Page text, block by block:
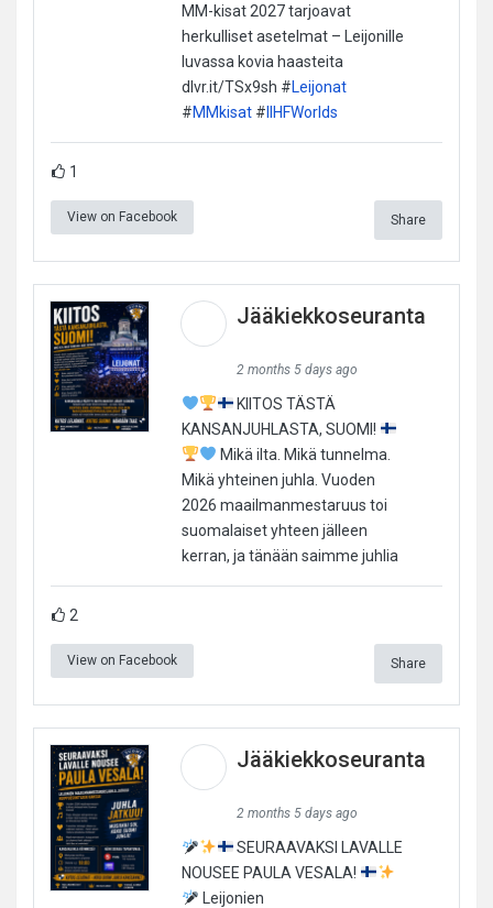
MM-kisat 2027 tarjoavat
herkulliset asetelmat – Leijonille
luvassa kovia haasteita
dlvr.it/TSx9sh #Leijonat
#MMkisat#IIHFWorlds
1
View on Facebook Share
Jääkiekkoseuranta
2 months 5 days ago
KIITOS TÄSTÄ
KANSANJUHLASTA, SUOMI!
Mikä ilta. Mikä tunnelma.
Mikä yhteinen juhla. Vuoden
2026 maailmanmestaruus toi
suomalaiset yhteen jälleen
kerran, ja tänään saimme juhlia
2
View on Facebook Share
Jääkiekkoseuranta
2 months 5 days ago
SEURAAVAKSI LAVALLE
NOUSEE PAULA VESALA!
Leijonien